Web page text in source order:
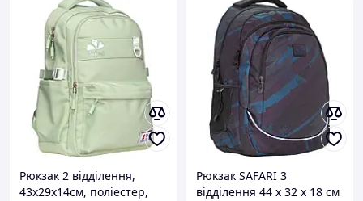
Рюкзак 2 відділення,
43x29x14см, поліестер,
Рюкзак SAFARI 3
відділення 44 x 32 x 18 см